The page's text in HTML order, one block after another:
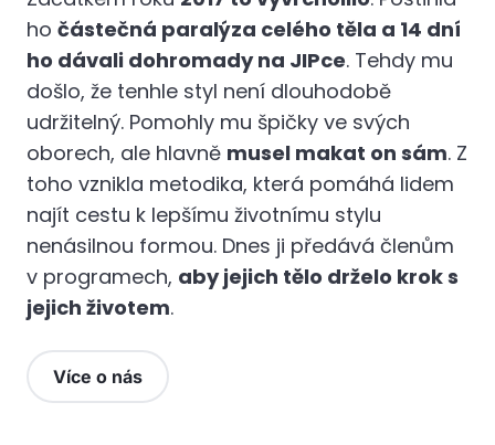
ho částečná paralýza celého těla a 14 dní
ho dávali dohromady na JIPce. Tehdy mu
došlo, že tenhle styl není dlouhodobě
udržitelný. Pomohly mu špičky ve svých
oborech, ale hlavně musel makat on sám. Z
toho vznikla metodika, která pomáhá lidem
najít cestu k lepšímu životnímu stylu
nenásilnou formou. Dnes ji předává členům
v programech, aby jejich tělo drželo krok s
jejich životem.
Více o nás